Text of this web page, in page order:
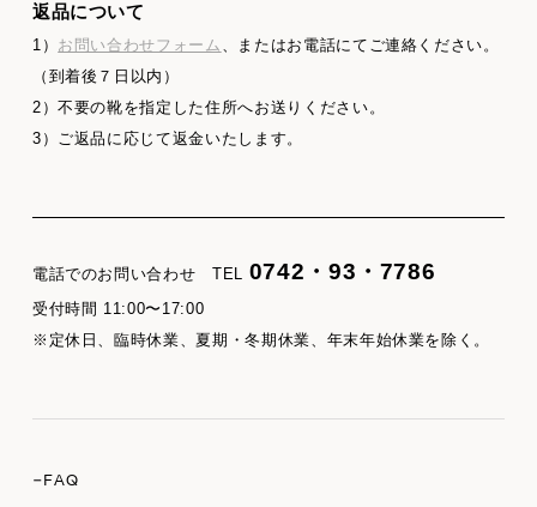
返品について
1） お問い合わせフォーム
、またはお電話にてご連絡ください。
（到着後７日以内）
2）不要の靴を指定した住所へお送りください。
3）ご返品に応じて返金いたします。
電話でのお問い合わせ TEL 0742・93・7786
受付時間 11:00〜17:00
※定休日、臨時休業、夏期・冬期休業、年末年始休業を除く。
-FAQ